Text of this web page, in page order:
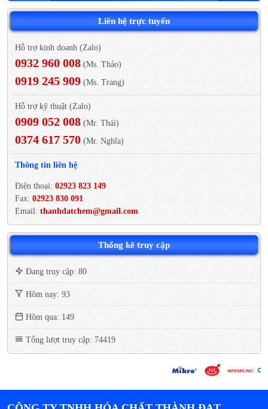
Liên hệ trực tuyến
Hỗ trợ kinh doanh (Zalo)
0932 960 008 (Ms. Thảo)
0919 245 909 (Ms. Trang)
Hỗ trợ kỹ thuật (Zalo)
0909 052 008 (Mr. Thái)
0374 617 570 (Mr. Nghĩa)
Thông tin liên hệ
Điện thoại: 02923 823 149
Fax: 02923 830 091
Email: thanhdatchem@gmail.com
Thống kê truy cập
Đang truy cập: 80
Hôm nay: 93
Hôm qua: 149
Tổng lượt truy cập: 74419